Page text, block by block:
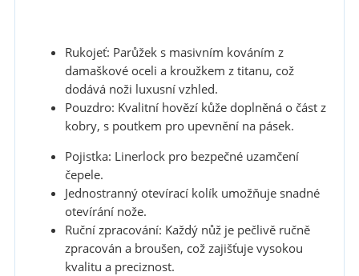
Rukojeť: Parůžek s masivním kováním z
damaškové oceli a kroužkem z titanu, což
dodává noži luxusní vzhled.
Pouzdro: Kvalitní hovězí kůže doplněná o část z
kobry, s poutkem pro upevnění na pásek.
Pojistka: Linerlock pro bezpečné uzamčení
čepele.
Jednostranný otevírací kolík umožňuje snadné
otevírání nože.
Ruční zpracování: Každý nůž je pečlivě ručně
zpracován a broušen, což zajišťuje vysokou
kvalitu a preciznost.